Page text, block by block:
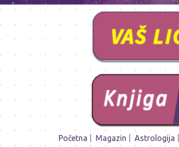
ASTRO-PSIHOLOG - NAJPRECIZNIJE
ANALIZE
Početna Magazin Astrologija